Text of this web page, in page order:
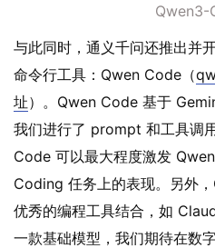
Qwen3-
与此同时，通义千问还推出并
命令行工具：Qwen Code（
址）。Qwen Code 基于
我们进行了 prompt 和工具调
Code 可以最大程度激发
Coding 任务上的表现。另外
优秀的编程工具结合，如
一款基础模型，我们期待在数